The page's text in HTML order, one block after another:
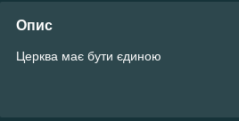
Опис
Церква має бути єдиною